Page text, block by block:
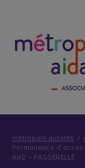
métropole aidante
Permanence
Air2 – PASSERELLE